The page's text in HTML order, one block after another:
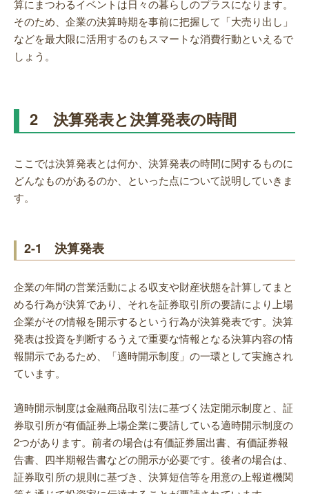
算にまつわるイベントは日々の暮らしのプラスになります。
そのため、企業の決算時期を事前に把握して「大売り出し」
などを最大限に活用するのもスマートな消費行動といえるで
しょう。
2 決算発表と決算発表の時間
ここでは決算発表とは何か、決算発表の時間に関するものに
どんなものがあるのか、といった点について説明していきま
す。
2-1 決算発表
企業の年間の営業活動による収支や財産状態を計算してまと
める行為が決算であり、それを証券取引所の要請により上場
企業がその情報を開示するという行為が決算発表です。決算
発表は投資を判断するうえで重要な情報となる決算内容の情
報開示であるため、「適時開示制度」の一環として実施され
ています。
適時開示制度は金融商品取引法に基づく法定開示制度と、証
券取引所が有価証券上場企業に要請している適時開示制度の
2つがあります。前者の場合は有価証券届出書、有価証券報
告書、四半期報告書などの開示が必要です。後者の場合は、
証券取引所の規則に基づき、決算短信等を用意の上報道機関